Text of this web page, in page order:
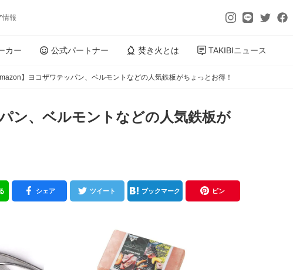
情報
カー 公式パートナー 焚き火とは TAKIBIニュース
】ヨコザワテッパン、ベルモントなどの人気鉄板がちょっとお得！
ン、ベルモントなどの人気鉄板が
シェア ツイート ブックマーク ピン